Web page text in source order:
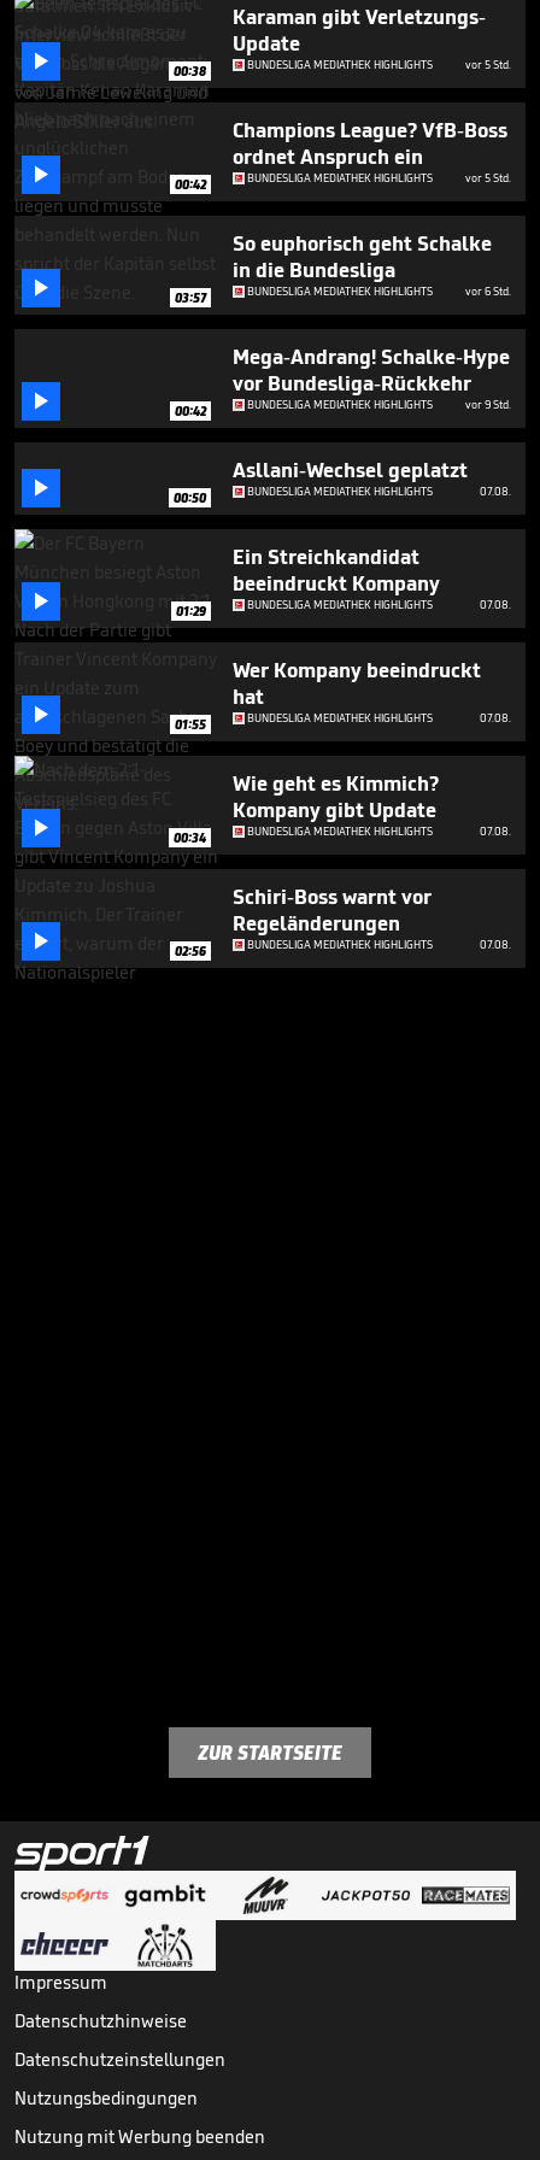
56
 00:38
Karaman gibt Verletzungs-
Update
BUNDESLIGA MEDIATHEK HIGHLIGHTS vor 5 Std.
 00:42
Champions League? VfB-Boss
ordnet Anspruch ein
BUNDESLIGA MEDIATHEK HIGHLIGHTS vor 5 Std.
 03:57
So euphorisch geht Schalke
in die Bundesliga
BUNDESLIGA MEDIATHEK HIGHLIGHTS vor 6 Std.
 00:42
Mega-Andrang! Schalke-Hype
vor Bundesliga-Rückkehr
BUNDESLIGA MEDIATHEK HIGHLIGHTS vor 9 Std.
 00:50
Asllani-Wechsel geplatzt
BUNDESLIGA MEDIATHEK HIGHLIGHTS 07.08.
 01:29
Ein Streichkandidat
beeindruckt Kompany
BUNDESLIGA MEDIATHEK HIGHLIGHTS 07.08.
 01:55
Wer Kompany beeindruckt
hat
BUNDESLIGA MEDIATHEK HIGHLIGHTS 07.08.
 00:34
Wie geht es Kimmich?
Kompany gibt Update
BUNDESLIGA MEDIATHEK HIGHLIGHTS 07.08.
 02:56
Schiri-Boss warnt vor
Regeländerungen
BUNDESLIGA MEDIATHEK HIGHLIGHTS 07.08.
ZUR STARTSEITE
Impressum
Datenschutzhinweise
Datenschutzeinstellungen
Nutzungsbedingungen
Nutzung mit Werbung beenden